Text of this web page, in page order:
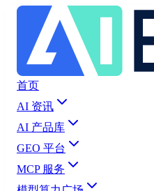
首页
AI 资讯
AI 产品库
GEO 平台
MCP 服务